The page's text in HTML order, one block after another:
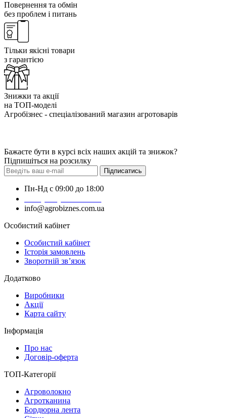
Повернення та обмін
без проблем і питань
Тільки якісні товари
з гарантією
Знижки та акції
на ТОП-моделі
Агробізнес - спеціалізований магазин агротоварів
Бажаєте бути в курсі всіх наших акцій та знижок?
Підпишіться на розсилку
Підписатись
Пн-Нд с 09:00 до 18:00
info@agrobiznes.com.ua
Особистий кабінет
Особистий кабінет
Історія замовлень
Зворотній зв’язок
Додатково
Виробники
Акції
Карта сайту
Інформація
Про нас
Договір-оферта
ТОП-Категорії
Агроволокно
Агротканина
Бордюрна лента